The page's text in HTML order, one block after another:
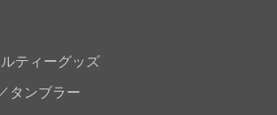
ティーグッズ
タンブラー